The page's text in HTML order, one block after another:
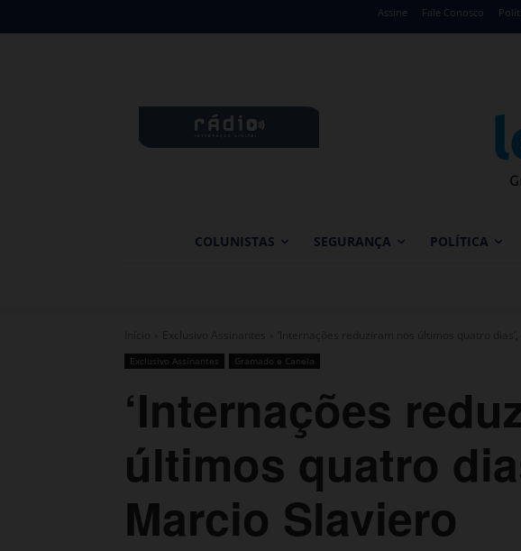
Assine Fale Conosco
COLUNISTAS SEGURANÇA POLÍTICA
Exclusivo Assinantes Gramado e Canela
‘Internações
últimos quatro
Marcio Slaviero